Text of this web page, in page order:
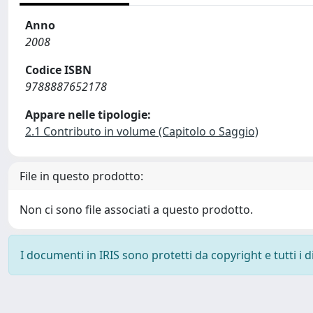
Anno
2008
Codice ISBN
9788887652178
Appare nelle tipologie:
2.1 Contributo in volume (Capitolo o Saggio)
File in questo prodotto:
Non ci sono file associati a questo prodotto.
I documenti in IRIS sono protetti da copyright e tutti i